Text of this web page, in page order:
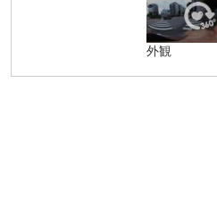
外観